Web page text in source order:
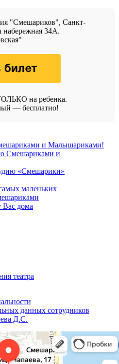
"Смешариков", Санкт-
набережная 34А.
на ребенка.
— бесплатно!
и Малышариками!
Смешариками и
«Смешарики»
маленьких
Вас дома
театра
данных сотрудников
Д.С.